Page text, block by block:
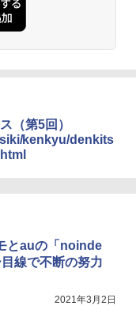
（第5回）
kenkyu/denkits
とauの「noinde
線で不断の努力
2021年3月2日